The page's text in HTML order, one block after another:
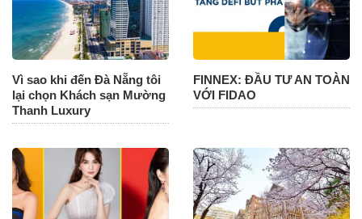
Vì sao khi đến Đà Nẵng tôi
lại chọn Khách sạn Mường
Thanh Luxury
FINNEX: ĐẦU TƯ AN TOÀN
VỚI FIDAO